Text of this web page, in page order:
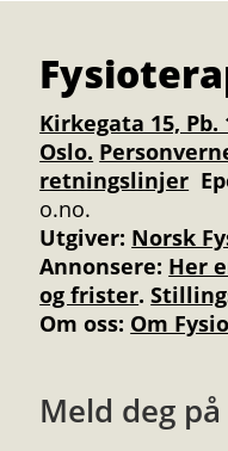
Kirkegata 15, Pb.
Oslo.
retningslinjer
o.no.
Utgiver: Norsk
Annonsere: Her
og frister.
Om oss: Om
Meld deg